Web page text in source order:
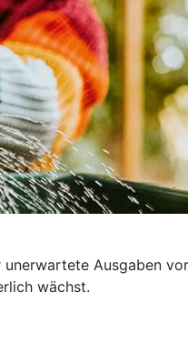
Ausgaben
wächst.